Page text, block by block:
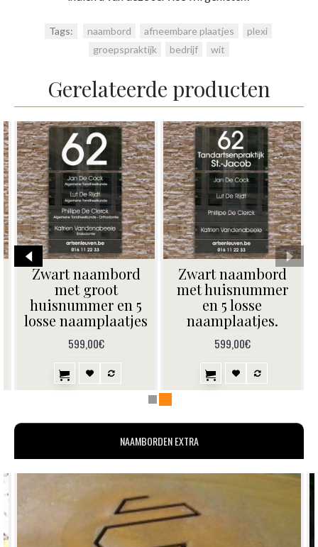
Tags: naambord afneembare plaatjes plexi
groepspraktijk
bedrijf wit
Gerelateerde producten
Zwart naambord
met 5 losse
naamplaatjes
599,00€
Zwart naambord
met groot
huisnummer en 5
losse naamplaatjes
599,00€
NAAMBORDEN EXTRA